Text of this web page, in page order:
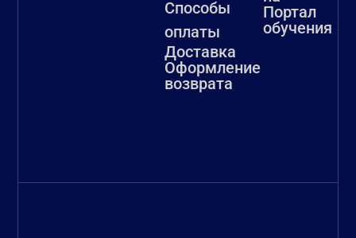
Способы
оплаты
Доставка
Оформление
возврата
Портал
обучения